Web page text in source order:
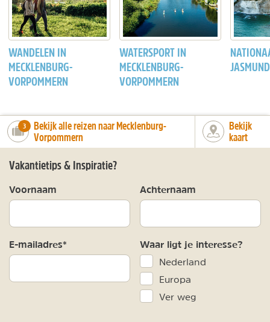
WANDELEN IN
MECKLENBURG-
VORPOMMERN
WATERSPORT IN
MECKLENBURG-
VORPOMMERN
JASMUND
number_of_trips:
3
Bekijk alle reizen naar Mecklenburg-
Vorpommern
Bekijk
kaart
Vakantietips & Inspiratie?
Voornaam Achternaam
E-mailadres* Waar ligt je interesse?
Nederland
Europa
Ver weg